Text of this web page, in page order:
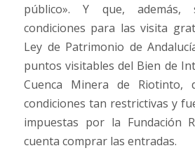
público». Y que,
condiciones para las visita
Ley de Patrimonio de
puntos visitables del Bien de
Cuenca Minera de Riotinto,
condiciones tan restrictivas y
impuestas por la Fundación
cuenta comprar las entradas.